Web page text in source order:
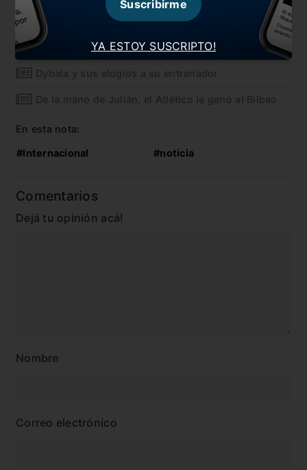
Simeone reaccionó en conferencia de prensa
Paredes habló de su cruce con Messi
Dybala y sus elogios a su entrenador
De la mano de Julián, el Atlético le ganó al Bilbao
En esta nota:
#Internacional #noticia
Comentarios
Dejá tu opinión acá!
Nombre
Correo electrónico
YA ESTOY SUSCRIPTO!
Suscribirme